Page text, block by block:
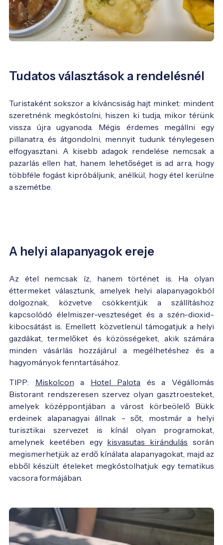
Tudatos választások a rendelésnél
Turistaként sokszor a kíváncsiság hajt minket: mindent
szeretnénk megkóstolni, hiszen ki tudja, mikor térünk
vissza újra ugyanoda. Mégis érdemes megállni egy
pillanatra, és átgondolni, mennyit tudunk ténylegesen
elfogyasztani. A kisebb adagok rendelése nemcsak a
pazarlás ellen hat, hanem lehetőséget is ad arra, hogy
többféle fogást kipróbáljunk, anélkül, hogy étel kerülne
a szemétbe.
A helyi alapanyagok ereje
Az étel nemcsak íz, hanem történet is. Ha olyan
éttermeket választunk, amelyek helyi alapanyagokból
dolgoznak, közvetve csökkentjük a szállításhoz
kapcsolódó élelmiszer-veszteséget és a szén-dioxid-
kibocsátást is. Emellett közvetlenül támogatjuk a helyi
gazdákat, termelőket és közösségeket, akik számára
minden vásárlás hozzájárul a megélhetéshez és a
hagyományok fenntartásához.
TIPP: Miskolcon a Hotel Palota és a Végállomás
Bistorant rendszeresen szervez olyan gasztroesteket,
amelyek középpontjában a várost körbeölelő Bükk
erdeinek alapanagyai állnak - sőt, mostmár a helyi
turisztikai szervezet is kínál olyan programokat,
amelynek keetében egy kisvasutas kirándulás során
megismerhetjük az erdő kínálata alapanyagokat, majd az
ebből készült ételeket megkóstolhatjuk egy tematikus
vacsora formájában.